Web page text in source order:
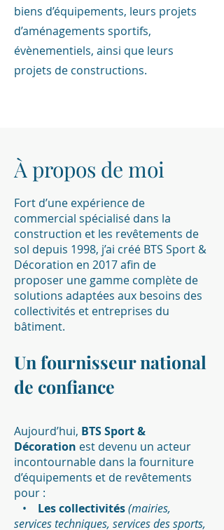
biens d’équipements, leurs projets
d’aménagements sportifs,
évènementiels, ainsi que leurs
projets de constructions.
À propos de moi
Fort d’une expérience de
commercial spécialisé dans la
construction et les revêtements de
sol depuis 1998, j’ai créé BTS Sport &
Décoration en 2017 afin de
proposer une gamme complète de
solutions adaptées aux besoins des
collectivités et entreprises du
bâtiment.
Un fournisseur national
de confiance
Aujourd’hui, BTS Sport &
Décoration est devenu un acteur
incontournable dans la fourniture
d’équipements et de revêtements
pour :
• Les collectivités(mairies,
services techniques, services des sports,